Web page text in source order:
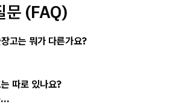
문 (FAQ)
고는 뭐가 다른가요?
따로 있나요?